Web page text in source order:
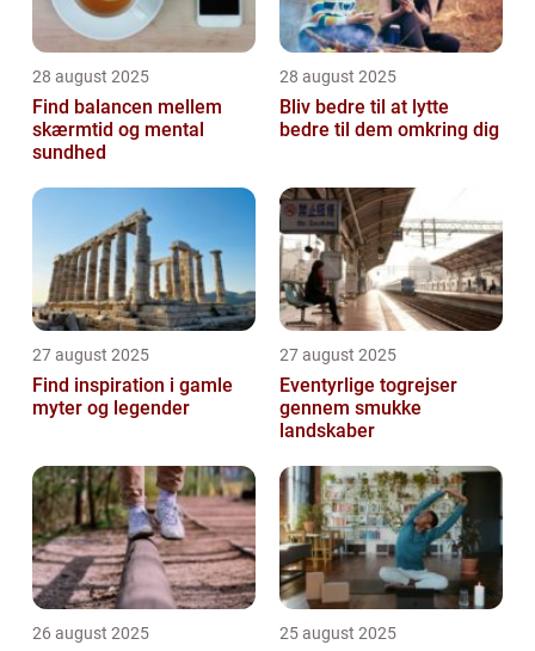
28 august 2025
Find balancen mellem
skærmtid og mental
sundhed
28 august 2025
Bliv bedre til at lytte
bedre til dem omkring dig
27 august 2025
Find inspiration i gamle
myter og legender
27 august 2025
Eventyrlige togrejser
gennem smukke
landskaber
26 august 2025 25 august 2025